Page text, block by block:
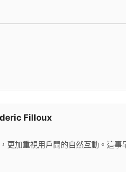
Filloux
更加重視用戶間的自然互動。這事